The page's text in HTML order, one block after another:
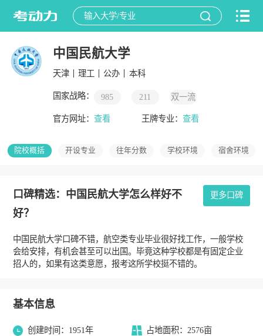
中国民航大学
天津 理工 公办 本科
国家战略： 985 211 双一流
官方网址： 查看 王牌专业：查看
院校概括 开设专业 往年分数 学校环境 宿舍环境
口碑精选：中国民航大学怎么样好不
好？
更多口碑
中国民航大学口碑不错，航空类专业毕业很好找工作，一般学校
会给安排，有机会甚至可以出国。毕竟这种学校都是有固定企业
招人的，如果有这类意愿，报考这所学校挺不错的。
基本信息
创建时间：1951年 占地面积：2576亩